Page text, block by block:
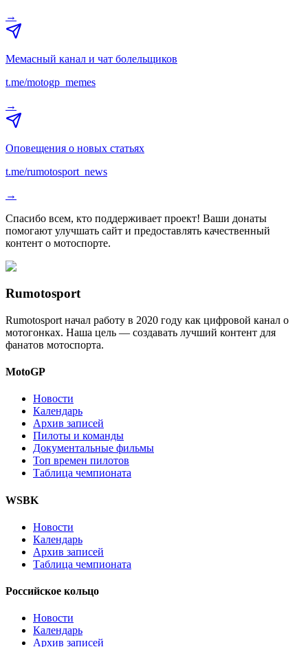
→
Мемасный канал и чат болельщиков
t.me/motogp_memes
→
Оповещения о новых статьях
t.me/rumotosport_news
→
Спасибо всем, кто поддерживает проект! Ваши донаты
помогают улучшать сайт и предоставлять качественный
контент о мотоспорте.
Rumotosport
Rumotosport начал работу в 2020 году как цифровой канал о
мотогонках. Наша цель — создавать лучший контент для
фанатов мотоспорта.
MotoGP
Новости
Календарь
Архив записей
Пилоты и команды
Документальные фильмы
Топ времен пилотов
Таблица чемпионата
WSBK
Новости
Календарь
Архив записей
Таблица чемпионата
Российское кольцо
Новости
Календарь
Архив записей